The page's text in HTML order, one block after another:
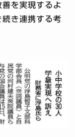
を実現するよ
き連携する考